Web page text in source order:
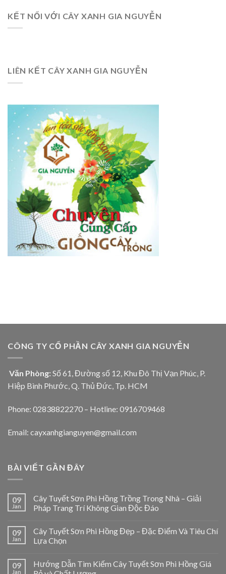
KẾT NỐI VỚI CÂY XANH GIA NGUYỄN
LIÊN KẾT CÂY XANH GIA NGUYỄN
CÔNG TY CỔ PHẦN CÂY XANH GIA NGUYỄN
Văn Phòng: Số 61, Đường số 12, Khu Đô Thị Vạn Phúc, P.
Hiệp Bình Phước, Q. Thủ Đức, Tp. HCM
Phone: 02838822270 – Hotline: 0916709468
Email: cayxanhgianguyen@gmail.com
BÀI VIẾT GẦN ĐÂY
09
Jan
Cây Tuyết Sơn Phi Hồng Trồng Trong Nhà – Giải
Pháp Trang Trí Không Gian Độc Đáo
09
Jan
Cây Tuyết Sơn Phi Hồng Đẹp – Đặc Điểm Và Tiêu Chí
Lựa Chọn
09
Jan
Hướng Dẫn Tìm Kiếm Cây Tuyết Sơn Phi Hồng Giá